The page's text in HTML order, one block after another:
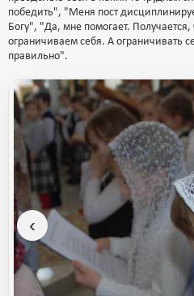
победить", "Меня пост
Богу", "Да, мне помогает.
ограничиваем себя. А ограничивать
правильно".
‹